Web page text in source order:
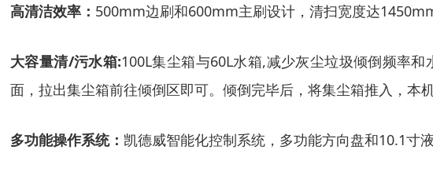
高清洁效率： 500mm边刷和600mm主刷设计，清扫宽度达
大容量清/污水箱:100L集尘箱与60L水箱,减少灰尘垃圾倾倒频率和
面，拉出集尘箱前往倾倒区即可。倾倒完毕后，将集尘箱推入，本
多功能操作系统： 凯德威智能化控制系统，多功能方向盘和10.1寸